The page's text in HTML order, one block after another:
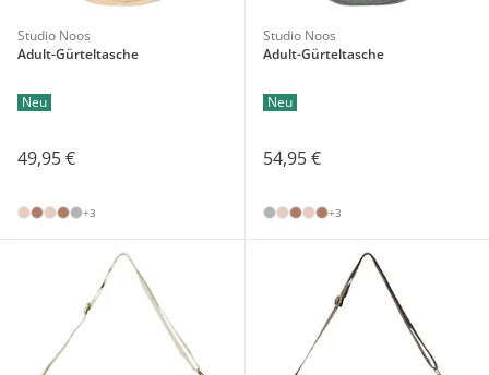
Studio Noos
Adult-Gürteltasche
Neu
49,95 €
+3
Studio Noos
Adult-Gürteltasche
Neu
54,95 €
+3